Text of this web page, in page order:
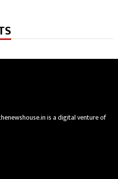
is a digital venture of